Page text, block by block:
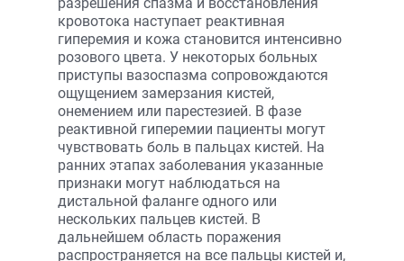
кровотока наступает реактивная
гиперемия и кожа становится интенсивно
розового цвета. У некоторых больных
приступы вазоспазма сопровождаются
ощущением замерзания кистей,
онемением или парестезией. В фазе
реактивной гиперемии пациенты могут
чувствовать боль в пальцах кистей. На
ранних этапах заболевания указанные
признаки могут наблюдаться на
дистальной фаланге одного или
нескольких пальцев кистей. В
дальнейшем область поражения
распространяется на все пальцы кистей и,